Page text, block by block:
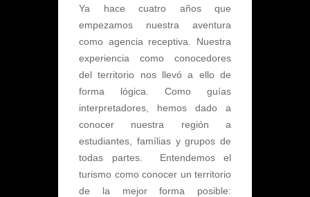
Ya hace cuatro años que
empezamos nuestra aventura
como agencia receptiva. Nuestra
experiencia como conocedores
del territorio nos llevó a ello de
forma lógica. Como guías
interpretadores, hemos dado a
conocer nuestra región a
estudiantes, famílias y grupos de
todas partes. Entendemos el
turismo como conocer un territorio
de la mejor forma posible: